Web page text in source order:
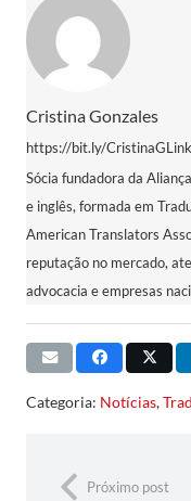
Cristina Gonzales
https://bit.ly/
Sócia fundadora da
e inglês, formada em
American Translators
reputação no mercado,
advocacia e empresas
Categoria: Notícias,
Próximo post